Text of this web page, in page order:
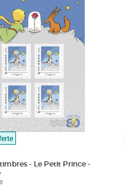
- Le Petit Prince -